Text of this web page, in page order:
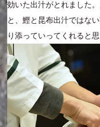
効いた出汁がとれました
と、鰹と昆布出汁ではな
り添っていってくれると思